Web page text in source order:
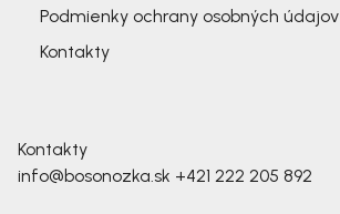
Podmienky ochrany osobných údajov
Kontakty
Kontakty
info@bosonozka.sk +421 222 205 892